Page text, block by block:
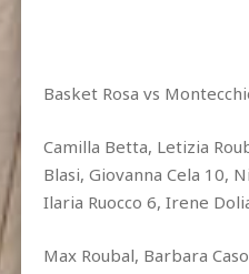
Basket Rosa vs
Camilla Betta, Letizia
Blasi, Giovanna Cela 10,
Ilaria Ruocco 6, Irene
Max Roubal, Barbara